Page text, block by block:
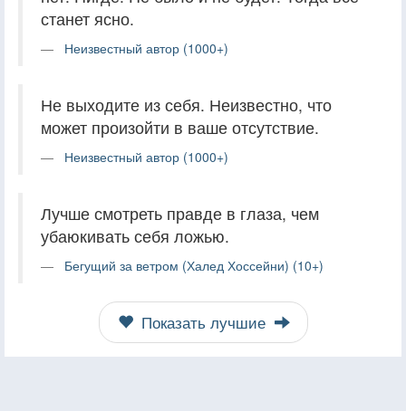
станет ясно.
Неизвестный автор (1000+)
Не выходите из себя. Неизвестно, что
может произойти в ваше отсутствие.
Неизвестный автор (1000+)
Лучше смотреть правде в глаза, чем
убаюкивать себя ложью.
Бегущий за ветром (Халед Хоссейни) (10+)
Показать лучшие